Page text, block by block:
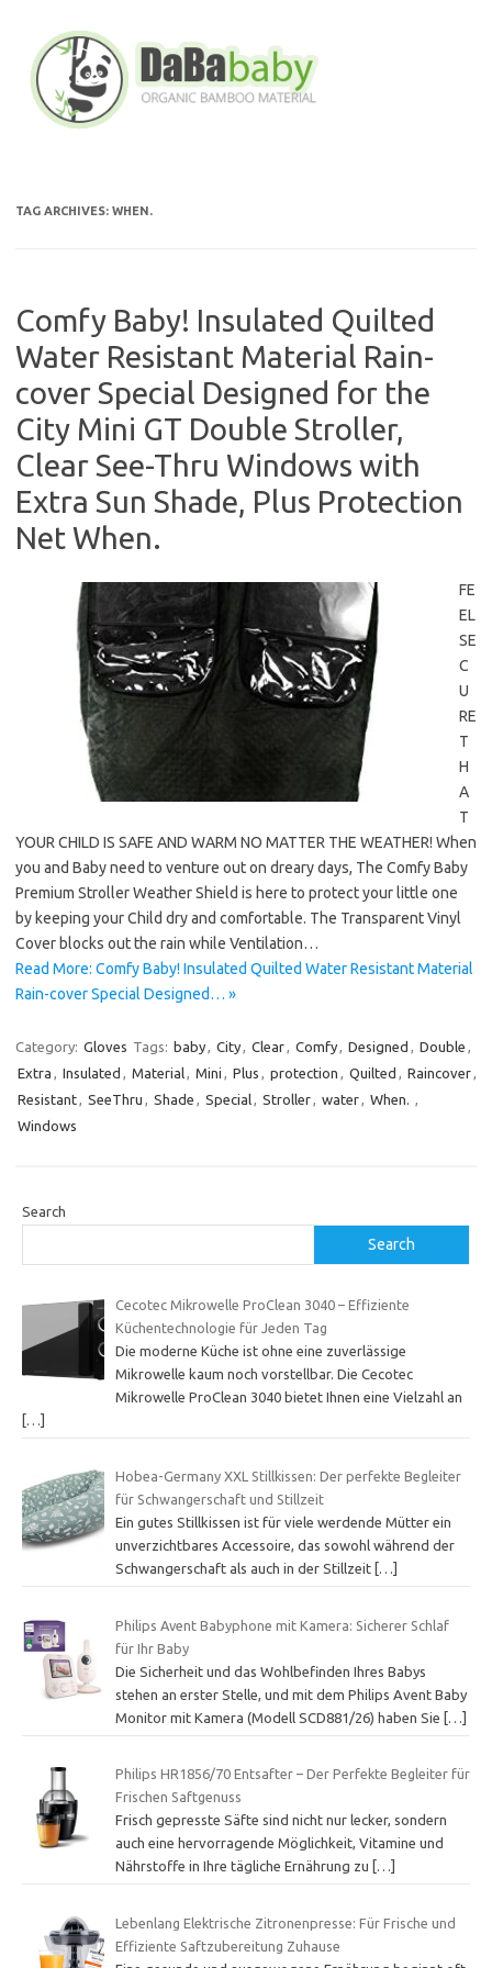
content
TAG ARCHIVES: WHEN.
Comfy Baby! Insulated Quilted
Water Resistant Material Rain-
cover Special Designed for the
City Mini GT Double Stroller,
Clear See-Thru Windows with
Extra Sun Shade, Plus Protection
Net When.
FE
EL
SE
C
U
RE
T
H
A
T
YOUR CHILD IS SAFE AND WARM NO MATTER THE WEATHER! When
you and Baby need to venture out on dreary days, The Comfy Baby
Premium Stroller Weather Shield is here to protect your little one
by keeping your Child dry and comfortable. The Transparent Vinyl
Cover blocks out the rain while Ventilation…
Read More: Comfy Baby! Insulated Quilted Water Resistant Material
Rain-cover Special Designed… »
Category: Gloves Tags: baby, City, Clear, Comfy, Designed , Double ,
Extra , Insulated , Material, Mini , Plus , protection , Quilted , Raincover,
Resistant, SeeThru , Shade , Special, Stroller, water, When. ,
Windows
Search
Search
Cecotec Mikrowelle ProClean 3040 – Effiziente
Küchentechnologie für Jeden Tag
Die moderne Küche ist ohne eine zuverlässige
Mikrowelle kaum noch vorstellbar. Die Cecotec
Mikrowelle ProClean 3040 bietet Ihnen eine Vielzahl an
[…]
Hobea-Germany XXL Stillkissen: Der perfekte Begleiter
für Schwangerschaft und Stillzeit
Ein gutes Stillkissen ist für viele werdende Mütter ein
unverzichtbares Accessoire, das sowohl während der
Schwangerschaft als auch in der Stillzeit […]
Philips Avent Babyphone mit Kamera: Sicherer Schlaf
für Ihr Baby
Die Sicherheit und das Wohlbefinden Ihres Babys
stehen an erster Stelle, und mit dem Philips Avent Baby
Monitor mit Kamera (Modell SCD881/26) haben Sie
[…]
Philips HR1856/70 Entsafter – Der Perfekte Begleiter für
Frischen Saftgenuss
Frisch gepresste Säfte sind nicht nur lecker, sondern
auch eine hervorragende Möglichkeit, Vitamine und
Nährstoffe in Ihre tägliche Ernährung zu
[…]
Lebenlang Elektrische Zitronenpresse: Für Frische und
Effiziente Saftzubereitung Zuhause